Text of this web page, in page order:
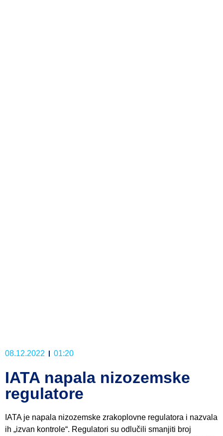
08.12.2022 01:20
IATA napala nizozemske
regulatore
IATA je napala nizozemske zrakoplovne regulatora i nazvala
ih „izvan kontrole“. Regulatori su odlučili smanjiti broj